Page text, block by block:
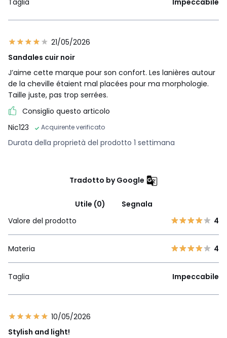
21/05/2026
Sandales cuir noir
J’aime cette marque pour son confort. Les lanières autour
de la cheville étaient mal placées pour ma morphologie.
Taille juste, pas trop serrées.
Consiglio questo articolo
Nic123
Acquirente verificato
Durata della proprietà del prodotto 1 settimana
Tradotto by Google
Utile (0)
Segnala
Valore del prodotto
4
Materia 4
Taglia Impeccabile
10/05/2026
Stylish and light!